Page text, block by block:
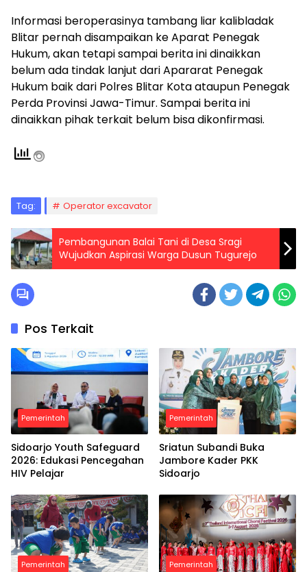
Informasi beroperasinya tambang liar kalibladak
Blitar pernah disampaikan ke Aparat Penegak
Hukum, akan tetapi sampai berita ini dinaikkan
belum ada tindak lanjut dari Apararat Penegak
Hukum baik dari Polres Blitar Kota ataupun Penegak
Perda Provinsi Jawa-Timur. Sampai berita ini
dinaikkan pihak terkait belum bisa dikonfirmasi.
Tag: Operator excavator
Pembangunan Balai Tani di Desa Sragi
Wujudkan Aspirasi Warga Dusun Tugurejo
Pos Terkait
Pemerintah
Sidoarjo Youth Safeguard
2026: Edukasi Pencegahan
HIV Pelajar
Pemerintah
Sriatun Subandi Buka
Jambore Kader PKK
Sidoarjo
Pemerintah Pemerintah